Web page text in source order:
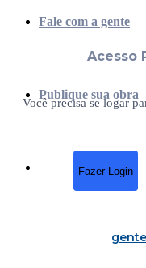
Fale com a gente
Publique sua obra
Acesso
Você precisa se logar
Fazer Login
gente